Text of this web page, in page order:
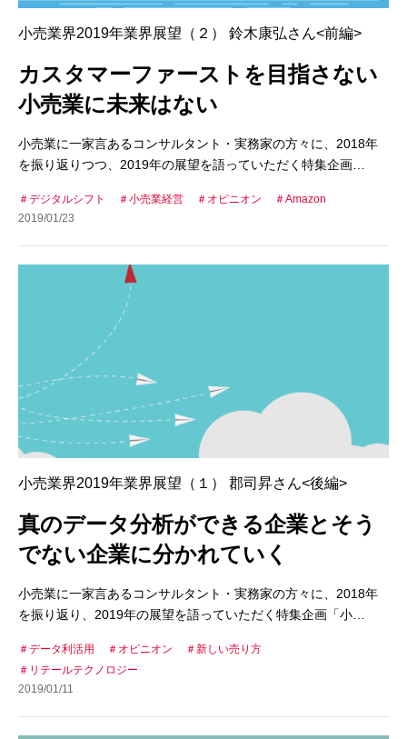
小売業界2019年業界展望（２） 鈴木康弘さん<前編>
カスタマーファーストを目指さない
小売業に未来はない
小売業に一家言あるコンサルタント・実務家の方々に、2018年
を振り返りつつ、2019年の展望を語っていただく特集企画…
デジタルシフト 小売業経営 オピニオン
Amazon
2019/01/23
小売業界2019年業界展望（１） 郡司昇さん<後編>
真のデータ分析ができる企業とそう
でない企業に分かれていく
小売業に一家言あるコンサルタント・実務家の方々に、2018年
を振り返り、2019年の展望を語っていただく特集企画「小…
データ利活用 オピニオン
新しい売り方
リテールテクノロジー
2019/01/11